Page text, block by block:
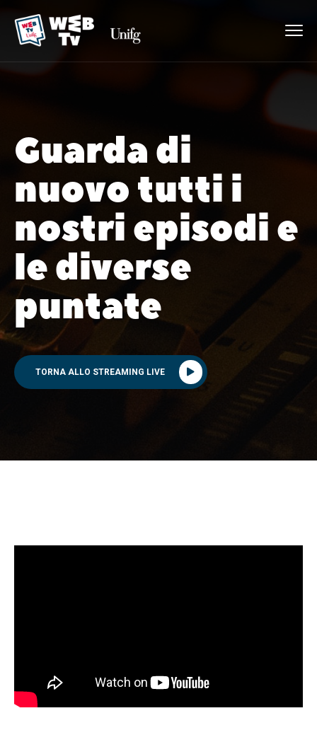
Guarda di
nuovo tutti i
nostri episodi e
le diverse
puntate
TORNA ALLO STREAMING LIVE